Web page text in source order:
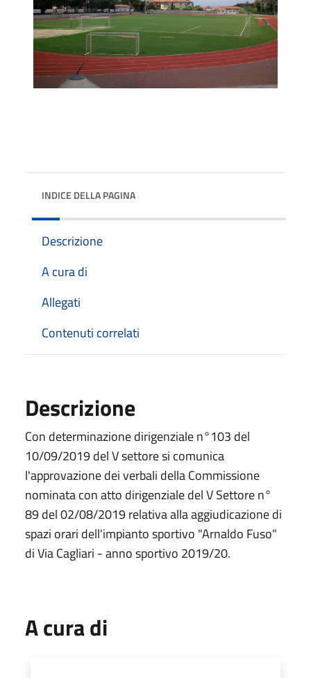
INDICE DELLA PAGINA
Descrizione
A cura di
Allegati
Contenuti correlati
Descrizione
Con determinazione dirigenziale n°103 del
10/09/2019 del V settore si comunica
l'approvazione dei verbali della Commissione
nominata con atto dirigenziale del V Settore n°
89 del 02/08/2019 relativa alla aggiudicazione di
spazi orari dell'impianto sportivo "Arnaldo Fuso"
di Via Cagliari - anno sportivo 2019/20.
A cura di